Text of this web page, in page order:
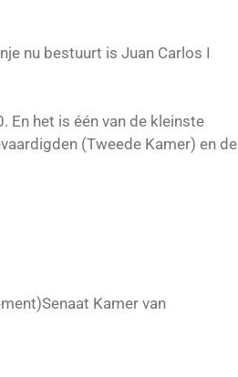
nu bestuurt is Juan Carlos I
En het is één van de kleinste
(Tweede Kamer) en de
Kamer van